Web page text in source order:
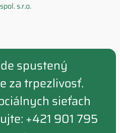
s.r.o.
spustený
za trpezlivosť.
sieťach
+421 901 795